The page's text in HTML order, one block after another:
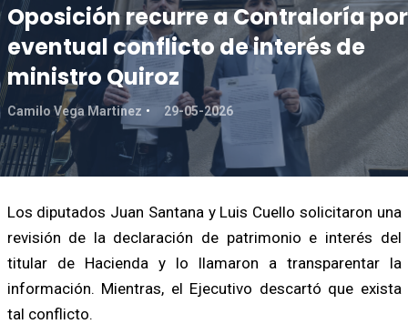
Oposición recurre a Contraloría por
eventual conflicto de interés de
ministro Quiroz
Camilo Vega Martinez 29-05-2026
Los diputados Juan Santana y Luis Cuello solicitaron una
revisión de la declaración de patrimonio e interés del
titular de Hacienda y lo llamaron a transparentar la
información. Mientras, el Ejecutivo descartó que exista
tal conflicto.